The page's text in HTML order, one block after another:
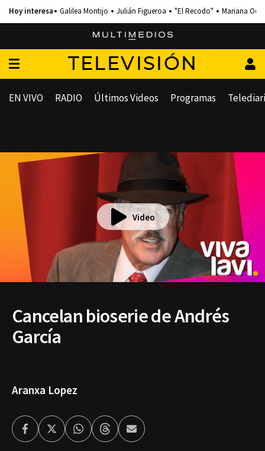
Galilea Montijo Julián Figueroa "El Recodo" Mariana
TELEVISIÓN
EN VIVO RADIO Últimos Videos Programas
Video
Cancelan bioserie de Andrés
García
Aranxa Lopez
FacebookTwitterWhatsappThreadsEnviar
por